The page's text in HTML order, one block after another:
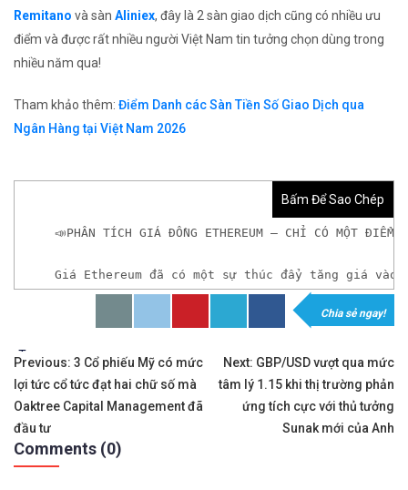
Remitano và sàn Aliniex, đây là 2 sàn giao dịch cũng có nhiều ưu
điểm và được rất nhiều người Việt Nam tin tưởng chọn dùng trong
nhiều năm qua!
Tham khảo thêm: Điểm Danh các Sàn Tiền Số Giao Dịch qua
Ngân Hàng tại Việt Nam 2026
Bấm Để Sao Chép
📣PHÂN TÍCH GIÁ ĐỒNG ETHEREUM – CHỈ CÓ MỘT ĐIỂM
Giá Ethereum đã có ​​một sự thúc đẩy tăng giá
𝘟𝘦𝘮 𝘤𝘩𝘪 𝘵𝘪ế𝘵: https://chungkhoanforex.com/
✨🏆𝐀𝐧 𝐭â𝐦 𝐦ở 𝐭à𝐢 𝐤𝐡𝐨ả𝐧 𝐠𝐢𝐚𝐨 𝐝ị𝐜𝐡 𝐁𝐢𝐭𝐜𝐨𝐢𝐧 𝐯à 𝐧𝐡𝐢ề𝐮 𝐥𝐨ạ𝐢
👉𝘔ở 𝘵à𝘪 𝘬𝘩𝘰ả𝘯 𝘵𝘳ê𝘯 𝘴à𝘯 𝘉𝘪𝘯𝘢𝘯𝘤𝘦 𝘯ổ𝘪 𝘵𝘪ế𝘯𝘨:
✅Xem cách mở tài khoản trên sàn Binance được
Chia sẻ ngay!
Tags:
Điều
hướng
bài
viết
Previous: 3 Cổ phiếu Mỹ có mức
lợi tức cổ tức đạt hai chữ số mà
Oaktree Capital Management đã
đầu tư
Next: GBP/USD vượt qua mức
tâm lý 1.15 khi thị trường phản
ứng tích cực với thủ tưởng
Sunak mới của Anh
Comments (0)